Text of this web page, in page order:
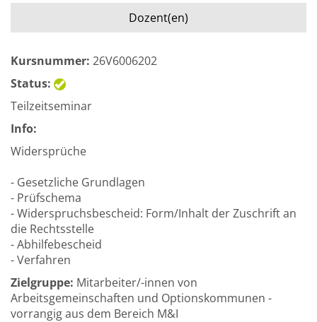
Dozent(en)
Kursnummer: 26V6006202
Status:
Teilzeitseminar
Info:
Widersprüche
- Gesetzliche Grundlagen
- Prüfschema
- Widerspruchsbescheid: Form/Inhalt der Zuschrift an
die Rechtsstelle
- Abhilfebescheid
- Verfahren
Zielgruppe: Mitarbeiter/-innen von
Arbeitsgemeinschaften und Optionskommunen -
vorrangig aus dem Bereich M&I